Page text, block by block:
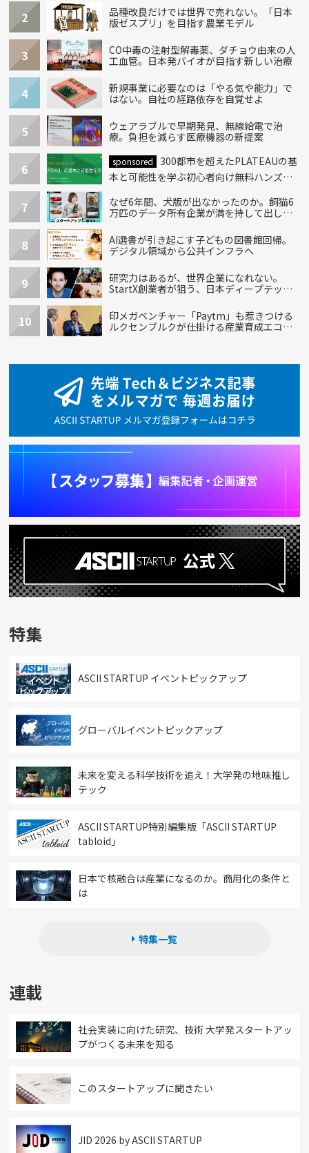
2
品種改良だけでは世界で売れない。「日本
版ゼスプリ」を目指す農業モデル
3
CO中毒の注射型解毒薬、ダチョウ由来の人
工血管。日本発バイオが目指す新しい治療
4
新規事業に必要なのは「やる気や能力」で
はない。自社の経路依存を自覚せよ
5
ウェアラブルで早期発見、無線給電で治
療。負担を減らす医療機器の新提案
6 sponsored
300都市を超えたPLATEAUの基
本と可能性を学ぶ初心者向け無料ハンズオ
7
なぜ6年間、犬版が出なかったのか。飼猫6
万匹のデータ所有企業が満を持して出し
8
AI選書が引き起こす子どもの図書館回帰。
デジタル領域から公共インフラへ
9
研究力はあるが、世界企業になれない。
StartX創業者が狙う、日本ディープテック
10
印メガベンチャー「Paytm」も惹きつける
ルクセンブルクが仕掛ける産業育成エコシ
特集
ASCII STARTUP イベントピックアップ
グローバルイベントピックアップ
未来を変える科学技術を追え！大学発の地味推し
テック
ASCII STARTUP特別編集版「ASCII STARTUP
tabloid」
日本で核融合は産業になるのか。商用化の条件と
は
特集一覧
連載
社会実装に向けた研究、技術 大学発スタートアッ
プがつくる未来を知る
このスタートアップに聞きたい
JID 2026 by ASCII STARTUP